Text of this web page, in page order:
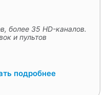
более 35 HD-каналов.
и пультов
подробнее